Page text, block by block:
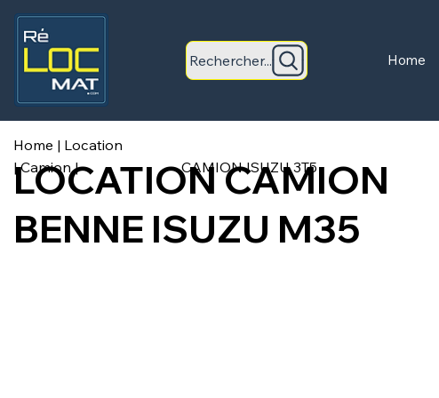
Rechercher... Home
Home | Location
|Camion| CAMION ISUZU 3T5
LOCATION CAMION
BENNE ISUZU M35